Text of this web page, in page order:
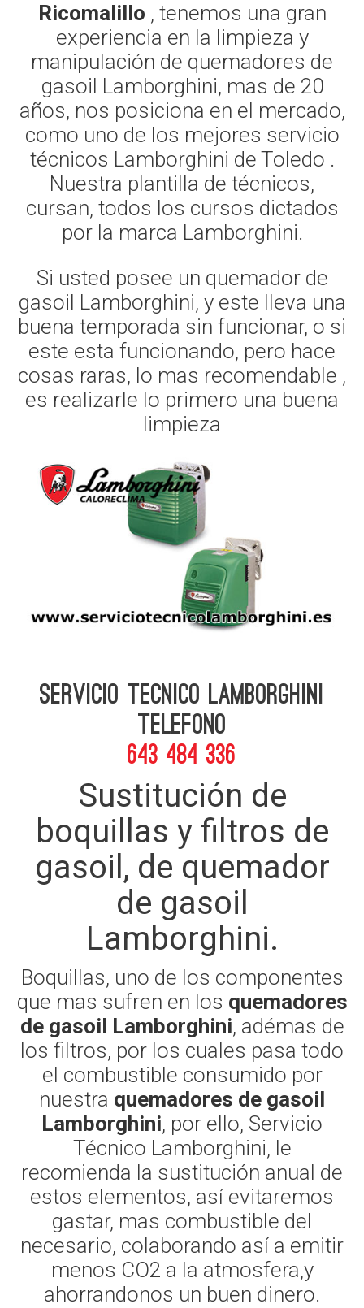
Ricomalillo , tenemos una gran
experiencia en la limpieza y
manipulación de quemadores de
gasoil Lamborghini, mas de 20
años, nos posiciona en el mercado,
como uno de los mejores servicio
técnicos Lamborghini de Toledo .
Nuestra plantilla de técnicos,
cursan, todos los cursos dictados
por la marca Lamborghini.
Si usted posee un quemador de
gasoil Lamborghini, y este lleva una
buena temporada sin funcionar, o si
este esta funcionando, pero hace
cosas raras, lo mas recomendable ,
es realizarle lo primero una buena
limpieza
Servicio Tecnico Lamborghini
telefono
643 484 336
Sustitución de
boquillas y filtros de
gasoil, de quemador
de gasoil
Lamborghini.
Boquillas, uno de los componentes
que mas sufren en los quemadores
de gasoil Lamborghini, adémas de
los filtros, por los cuales pasa todo
el combustible consumido por
nuestra quemadores de gasoil
Lamborghini, por ello, Servicio
Técnico Lamborghini, le
recomienda la sustitución anual de
estos elementos, así evitaremos
gastar, mas combustible del
necesario, colaborando así a emitir
menos CO2 a la atmosfera,y
ahorrandonos un buen dinero.